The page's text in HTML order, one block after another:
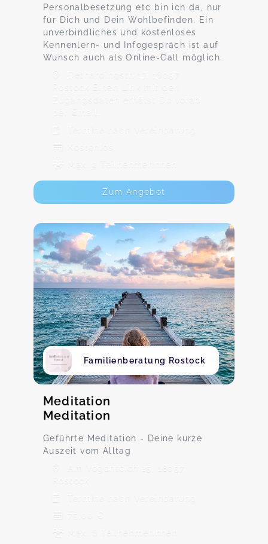
Personalbesetzung etc bin ich da, nur
für Dich und Dein Wohlbefinden. Ein
unverbindliches und kostenloses
Kennenlern- und Infogespräch ist auf
Wunsch auch als Online-Call möglich.
Dethardingstr. 17, 18057
Rostock Einen Link mit den
Zugangsdaten erhälst Du vorab
per Email.
Termine nach Vereinbarung
Max. 2 TeilnehmerInnen
Zum Angebot
Familienberatung Rostock
Meditation
Meditation
Geführte Meditation - Deine kurze
Auszeit vom Alltag
Am Vögenteich 15, 18057
Rostock
Termine nach Vereinbarung
75,00 €
Max. 8 TeilnehmerInnen